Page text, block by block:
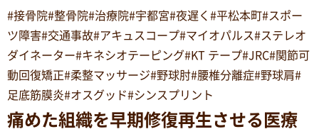
#接骨院#整骨院#治療院#宇都宮#夜遅く#平松本町#スポー
ツ障害#交通事故#アキュスコープ#マイオパルス#ステレオ
ダイネーター#キネシオテーピング#KT テープ#JRC#関節可
動回復矯正#柔整マッサージ#野球肘#腰椎分離症#野球肩#
足底筋膜炎#オスグッド#シンスプリント
痛めた組織を早期修復再生させる医療